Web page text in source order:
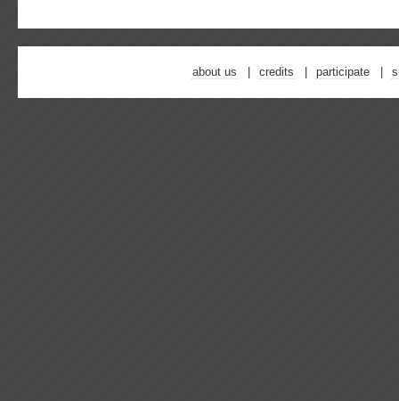
about us credits participate